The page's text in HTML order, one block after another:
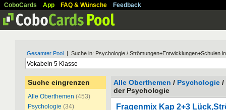
CoboCards App FAQ & Wünsche Feedback
Gesamter Pool | Suche in: Psychologie / Strömungen+Entwicklungen+Schulen
Suche eingrenzen
Alle Oberthemen (453)
Psychologie (34)
Alle Oberthemen / Psychologie /
der Psychologie
Fragenmix Kap 2+3